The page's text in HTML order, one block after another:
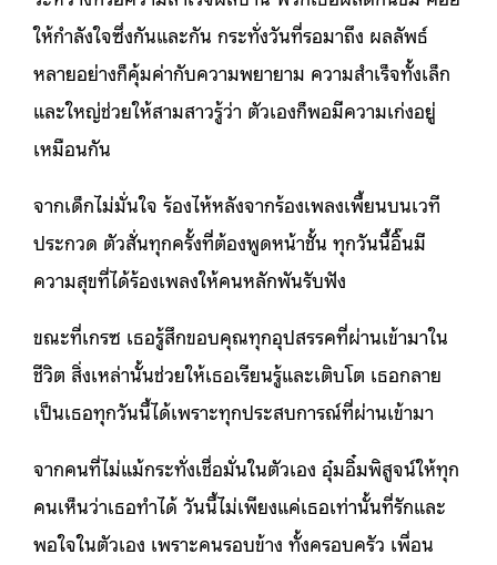
ให้กำลังใจซึ่งกันและกัน กระทั่งวันที่รอมาถึง ผลลัพธ์
หลายอย่างก็คุ้มค่ากับความพยายาม ความสำเร็จทั้งเล็ก
และใหญ่ช่วยให้สามสาวรู้ว่า ตัวเองก็พอมีความเก่งอยู่
เหมือนกัน
จากเด็กไม่มั่นใจ ร้องไห้หลังจากร้องเพลงเพี้ยนบนเวที
ประกวด ตัวสั่นทุกครั้งที่ต้องพูดหน้าชั้น ทุกวันนี้อิ๊นมี
ความสุขที่ได้ร้องเพลงให้คนหลักพันรับฟัง
ขณะที่เกรซ เธอรู้สึกขอบคุณทุกอุปสรรคที่ผ่านเข้ามาใน
ชีวิต สิ่งเหล่านั้นช่วยให้เธอเรียนรู้และเติบโต เธอกลาย
เป็นเธอทุกวันนี้ได้เพราะทุกประสบการณ์ที่ผ่านเข้ามา
จากคนที่ไม่แม้กระทั่งเชื่อมั่นในตัวเอง อุ๋มอิ๋มพิสูจน์ให้ทุก
คนเห็นว่าเธอทำได้ วันนี้ไม่เพียงแค่เธอเท่านั้นที่รักและ
พอใจในตัวเอง เพราะคนรอบข้าง ทั้งครอบครัว เพื่อน